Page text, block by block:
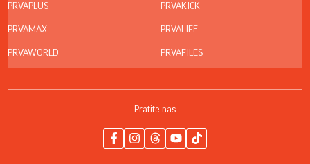
PRVAPLUS
PRVAMAX
PRVAWORLD
PRVAKICK
PRVALIFE
PRVAFILES
Pratite nas